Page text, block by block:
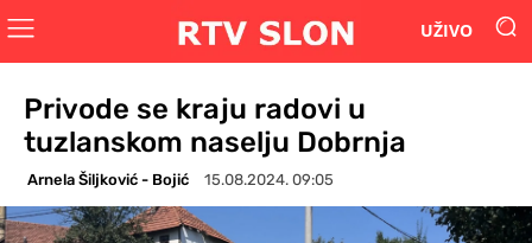
UŽIVO
Privode se kraju radovi u
tuzlanskom naselju Dobrnja
Arnela Šiljković - Bojić 15.08.2024. 09:05